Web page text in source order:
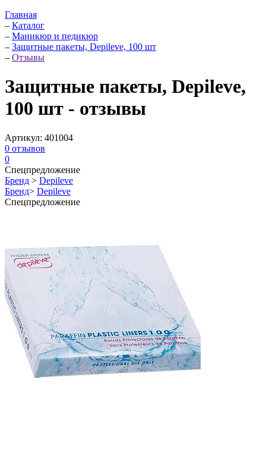
Главная
– Каталог
– Маникюр и педикюр
– Защитные пакеты, Depileve, 100 шт
– Отзывы
Защитные пакеты, Depileve,
100 шт - отзывы
Артикул: 401004
0 отзывов
0
Спецпредложение
Бренд > Depileve
Бренд> Depileve
Спецпредложение